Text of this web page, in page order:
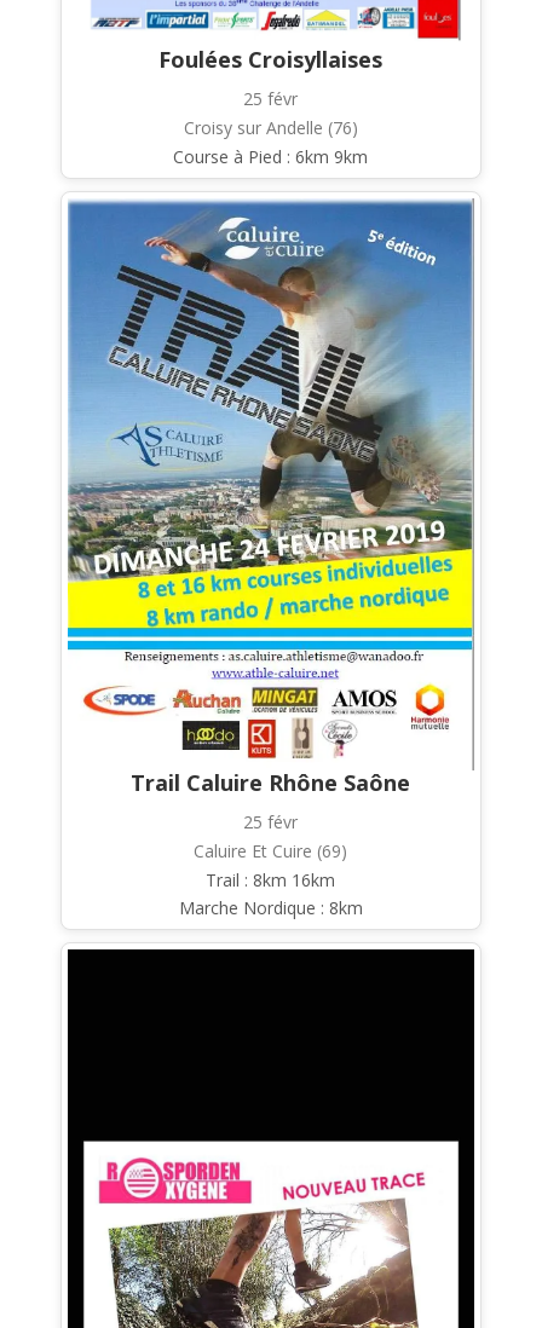
Foulées Croisyllaises
25 févr
Croisy sur Andelle (76)
Course à Pied : 6km 9km
Trail Caluire Rhône Saône
25 févr
Caluire Et Cuire (69)
Trail : 8km 16km
Marche Nordique : 8km